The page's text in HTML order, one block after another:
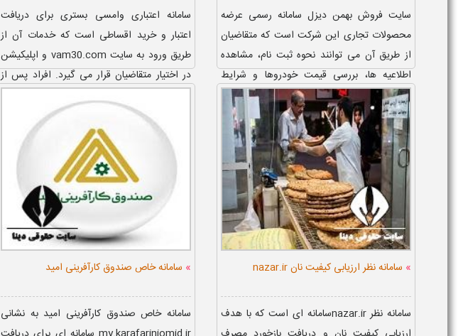
سایت فروش بهمن دیزل سامانه رسمی عرضه
محصولات تجاری این شرکت است که متقاضیان
از طریق آن می توانند نحوه ثبت نام، مشاهده
اطلاعیه ها، بررسی قیمت خودروها و شرایط
فروش را انجام دهند. ثبت نام ...
سامانه اعتباری وامسی بستری برای دریافت
اعتبار و خرید اقساطی است که خدمات آن از
طریق ورود به سایت vam30.com و اپلیکیشن
در اختیار متقاضیان قرار می گیرد. افراد پس از
» سامانه نظر ارزیابی کیفیت نان nazar.ir
سامانه نظر nazar.irسامانه ای است که با هدف
» سامانه خاص صندوق کارآفرینی امید
سامانه خاص صندوق کارآفرینی امید به نشانی